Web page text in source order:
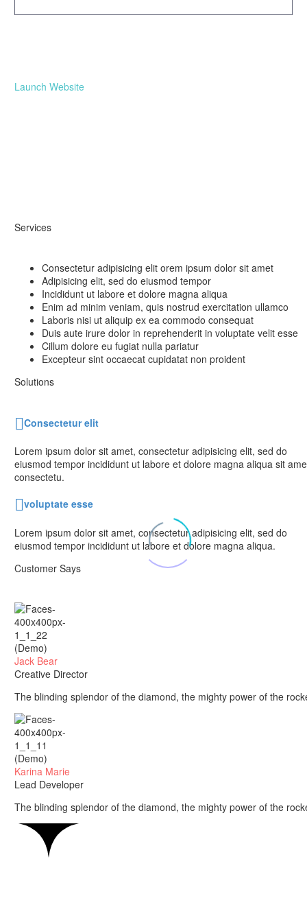
Launch Website
Services
Consectetur adipisicing elit orem ipsum dolor sit amet
Adipisicing elit, sed do eiusmod tempor
Incididunt ut labore et dolore magna aliqua
Enim ad minim veniam, quis nostrud exercitation ullamco
Laboris nisi ut aliquip ex ea commodo consequat
Duis aute irure dolor in reprehenderit in voluptate velit esse
Cillum dolore eu fugiat nulla pariatur
Excepteur sint occaecat cupidatat non proident
Solutions
Consectetur elit
Lorem ipsum dolor sit amet, consectetur adipisicing elit, sed do
eiusmod tempor incididunt ut labore et dolore magna aliqua sit
consectetu.
voluptate esse
Lorem ipsum dolor sit amet, consectetur adipisicing elit, sed do
eiusmod tempor incididunt ut labore et dolore magna aliqua.
Customer Says
Jack Bear
Creative Director
The blinding splendor of the diamond, the mighty power of the
Karina Marie
Lead Developer
The blinding splendor of the diamond, the mighty power of the